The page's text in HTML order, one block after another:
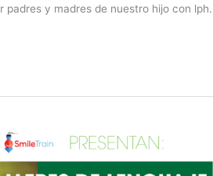
padres y madres de nuestro hijo con lph.